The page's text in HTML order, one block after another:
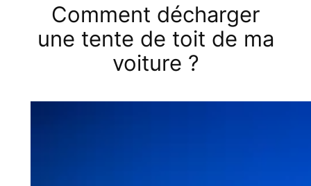
Comment décharger
une tente de toit de ma
voiture ?